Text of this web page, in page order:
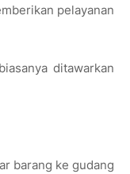
pelayanan
ditawarkan
barang ke gudang